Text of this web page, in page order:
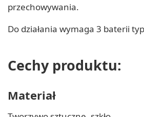
przechowywania.
Do działania wymaga 3 baterii
Cechy produktu:
Materiał